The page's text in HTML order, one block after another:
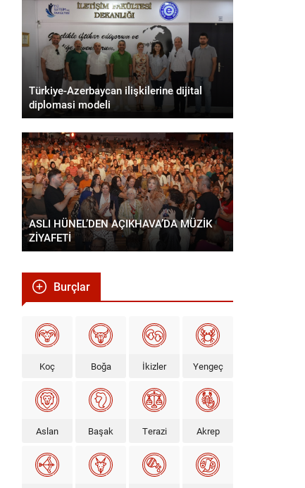
Türkiye-Azerbaycan ilişkilerine dijital
diplomasi modeli
ASLI HÜNEL’DEN AÇIKHAVA’DA MÜZİK
ZİYAFETİ
Burçlar
Koç Boğa İkizler Yengeç
Aslan Başak Terazi Akrep